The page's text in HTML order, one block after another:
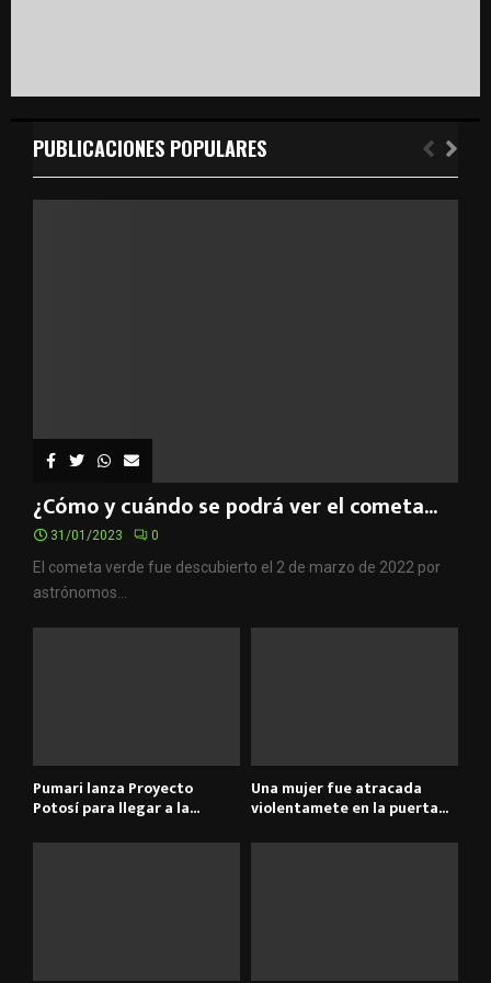
PUBLICACIONES POPULARES
¿Cómo y cuándo se podrá ver el cometa...
31/01/2023 0
El cometa verde fue descubierto el 2 de marzo de 2022 por
astrónomos...
Pumari lanza Proyecto
Potosí para llegar a la...
Una mujer fue atracada
violentamete en la puerta...